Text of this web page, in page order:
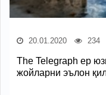
20.01.2020 234
The Telegraph ер
жойларни эълон